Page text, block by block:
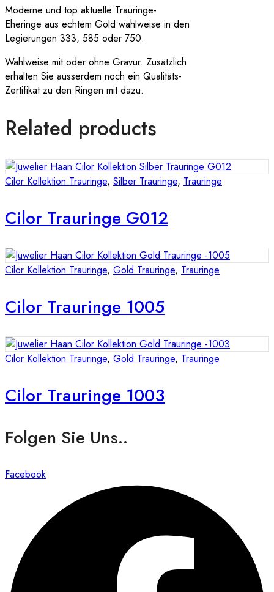
Moderne und top aktuelle Trauringe-
Eheringe aus echtem Gold wahlweise in den
Legierungen 333, 585 oder 750.
Wahlweise mit oder ohne Gravur. Zusätzlich
erhalten Sie ausserdem noch ein Qualitäts-
Zertifikat zu den Ringen mit dazu.
Related products
Cilor Kollektion Trauringe, Silber Trauringe, Trauringe
Cilor Trauringe G012
Cilor Kollektion Trauringe, Gold Trauringe, Trauringe
Cilor Trauringe 1005
Cilor Kollektion Trauringe, Gold Trauringe, Trauringe
Cilor Trauringe 1003
Folgen Sie Uns..
Facebook